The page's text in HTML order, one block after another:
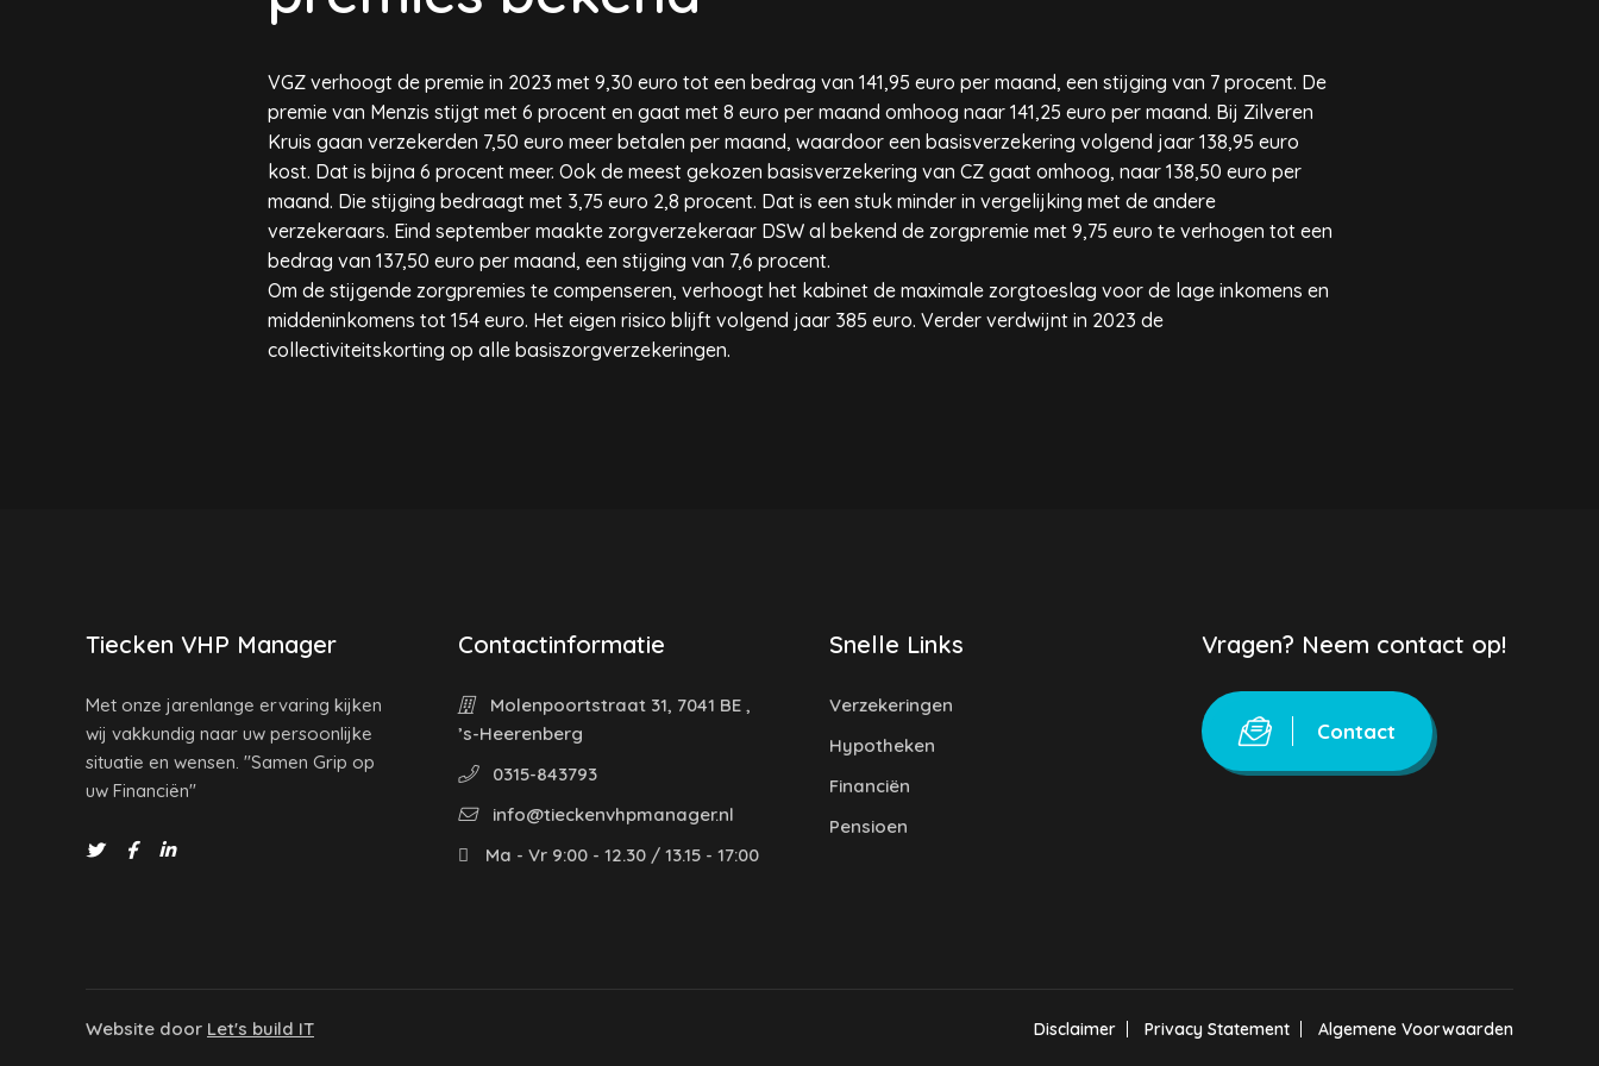
VGZ verhoogt de premie in 2023 met 9,30 euro tot een bedrag van 141,95 euro per maand, een stijging van 7 procent. De
premie van Menzis stijgt met 6 procent en gaat met 8 euro per maand omhoog naar 141,25 euro per maand. Bij Zilveren
Kruis gaan verzekerden 7,50 euro meer betalen per maand, waardoor een basisverzekering volgend jaar 138,95 euro
kost. Dat is bijna 6 procent meer. Ook de meest gekozen basisverzekering van CZ gaat omhoog, naar 138,50 euro per
maand. Die stijging bedraagt met 3,75 euro 2,8 procent. Dat is een stuk minder in vergelijking met de andere
verzekeraars. Eind september maakte zorgverzekeraar DSW al bekend de zorgpremie met 9,75 euro te verhogen tot een
bedrag van 137,50 euro per maand, een stijging van 7,6 procent.
Om de stijgende zorgpremies te compenseren, verhoogt het kabinet de maximale zorgtoeslag voor de lage inkomens en
middeninkomens tot 154 euro. Het eigen risico blijft volgend jaar 385 euro. Verder verdwijnt in 2023 de
collectiviteitskorting op alle basiszorgverzekeringen.
Tiecken VHP Manager
Met onze jarenlange ervaring kijken
wij vakkundig naar uw persoonlijke
situatie en wensen. "Samen Grip op
uw Financiën"
Contactinformatie
Molenpoortstraat 31, 7041 BE ,
’s-Heerenberg
0315-843793
info@tieckenvhpmanager.nl
Ma - Vr 9:00 - 12.30 / 13.15 - 17:00
Snelle Links
Verzekeringen
Hypotheken
Financiën
Pensioen
Vragen? Neem contact op!
Contact
Website door Let's build IT Disclaimer Privacy Statement Algemene Voorwaarden